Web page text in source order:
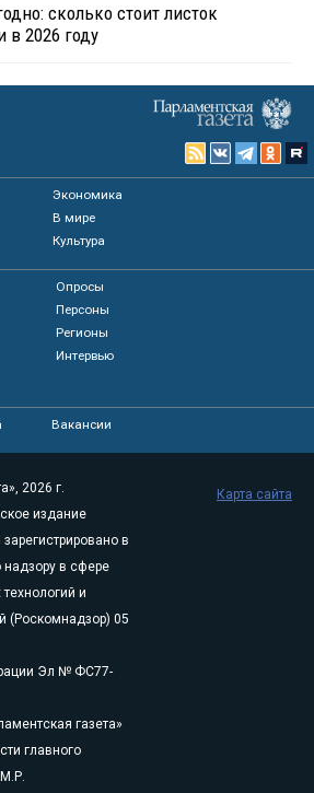
сколько стоит листок
в 2026 году
Экономика
В мире
Культура
Опросы
Персоны
Регионы
Интервью
Вакансии
2026 г.
издание
в
в сфере
и
(Роскомнадзор) 05
Эл № ФС77-
газета»
главного
Карта сайта